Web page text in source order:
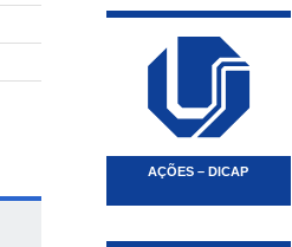
AÇÕES – DICAP